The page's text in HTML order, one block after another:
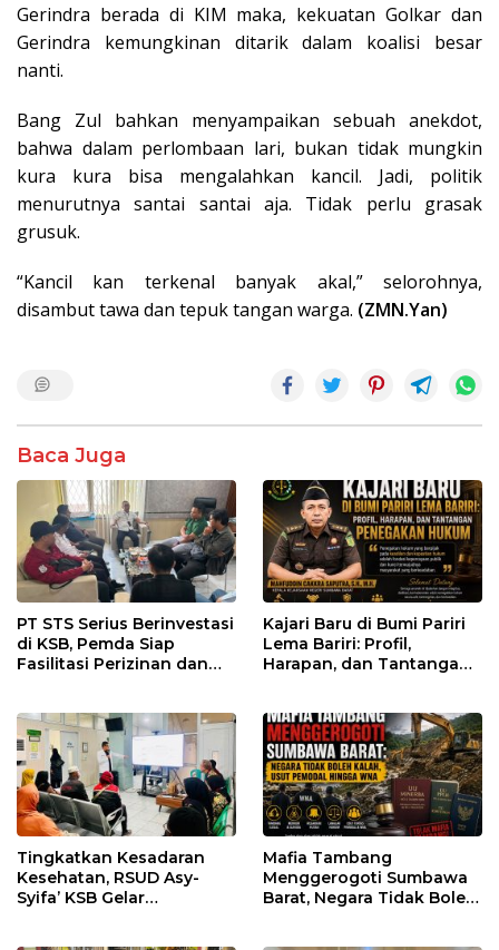
Gerindra berada di KIM maka, kekuatan Golkar dan
Gerindra kemungkinan ditarik dalam koalisi besar
nanti.
Bang Zul bahkan menyampaikan sebuah anekdot,
bahwa dalam perlombaan lari, bukan tidak mungkin
kura kura bisa mengalahkan kancil. Jadi, politik
menurutnya santai santai aja. Tidak perlu grasak
grusuk.
“Kancil kan terkenal banyak akal,” selorohnya,
disambut tawa dan tepuk tangan warga. (ZMN.Yan)
Baca Juga
PT STS Serius Berinvestasi
di KSB, Pemda Siap
Fasilitasi Perizinan dan
Kajari Baru di Bumi Pariri
Lema Bariri: Profil,
Harapan, dan Tantangan
Tingkatkan Kesadaran
Kesehatan, RSUD Asy-
Syifa’ KSB Gelar
Mafia Tambang
Menggerogoti Sumbawa
Barat, Negara Tidak Boleh